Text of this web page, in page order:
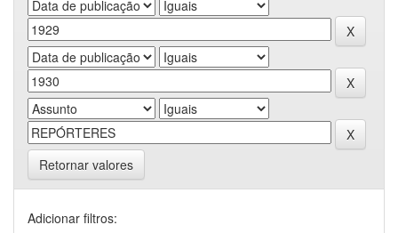
Retornar valores
Adicionar filtros: